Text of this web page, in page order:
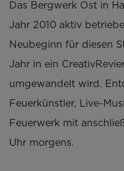
Das Bergwerk Ost in
Jahr 2010 aktiv
Neubeginn für diesen
Jahr in ein
umgewandelt wird.
Feuerkünstler, Live-
Feuerwerk mit
Uhr morgens.